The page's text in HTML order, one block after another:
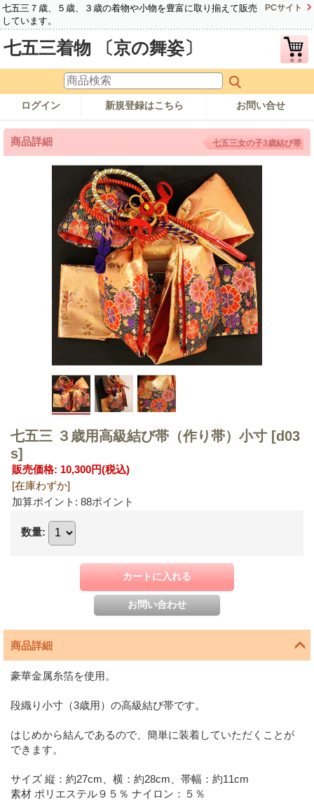
七五三７歳、５歳、３歳の着物や小物を豊富に取り揃えて販売
しています。
PCサイト
七五三着物 〔京の舞姿〕
ログイン 新規登録はこちら お問い合せ
商品詳細 七五三女の子3歳結び帯
七五三 ３歳用高級結び帯（作り帯）小寸 [d03
s]
販売価格: 10,300円(税込)
[在庫わずか]
加算ポイント: 88ポイント
数量:
商品詳細
豪華金属糸箔を使用。
段織り小寸（3歳用）の高級結び帯です。
はじめから結んであるので、簡単に装着していただくことが
できます。
サイズ 縦：約27cm、横：約28cm、帯幅：約11cm
素材 ポリエステル９５％ ナイロン：５％